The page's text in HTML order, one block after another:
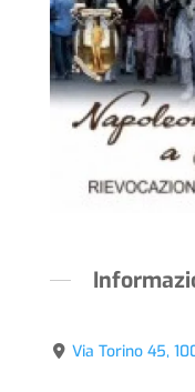
Via Torino 45,